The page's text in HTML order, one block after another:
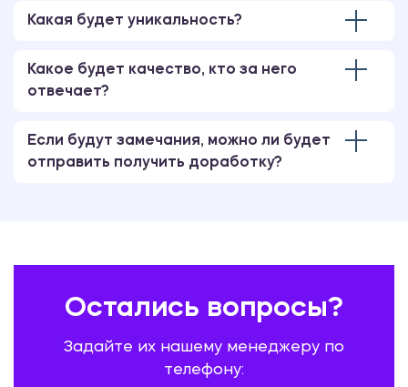
Какая будет уникальность?
Какое будет качество, кто за него
отвечает?
Если будут замечания, можно ли будет
отправить получить доработку?
Остались вопросы?
Задайте их нашему менеджеру по
телефону: